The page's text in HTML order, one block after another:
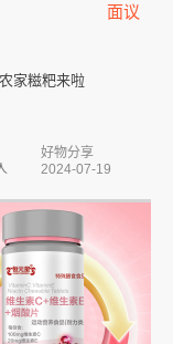
面议
家糍粑来啦
好物分享
2024-07-19